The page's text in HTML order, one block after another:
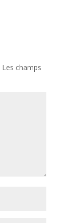
Les champs